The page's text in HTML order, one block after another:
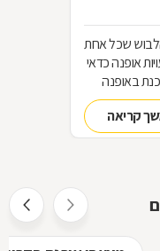
שאלת מיליון הדולר: מהם פריטי הלבוש שכל אחת
אופנה כדאי
באופנה
האמצעי:
קריאה